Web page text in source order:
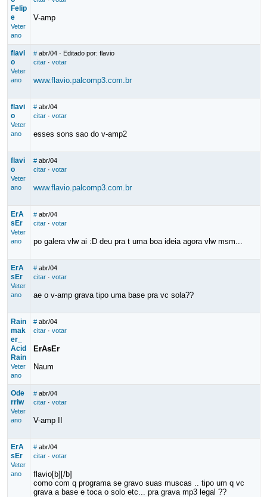
Felip
e
Veter
ano
V-amp
flavi
o
Veter
ano
# abr/04· Editado por: flavio
citar· votar
www.flavio.palcomp3.com.br
flavi
o
Veter
ano
# abr/04
citar· votar
esses sons sao do v-amp2
flavi
o
Veter
ano
# abr/04
citar· votar
www.flavio.palcomp3.com.br
ErA
sEr
Veter
ano
# abr/04
citar· votar
po galera vlw ai :D deu pra t uma boa ideia agora vlw msm...
ErA
sEr
Veter
ano
# abr/04
citar· votar
ae o v-amp grava tipo uma base pra vc sola??
Rain
mak
er_
Acid
Rain
Veter
ano
# abr/04
citar· votar
ErAsEr
Naum
Ode
rriw
Veter
ano
# abr/04
citar· votar
V-amp II
ErA
sEr
Veter
ano
# abr/04
citar· votar
flavio[b][/b]
como com q programa se gravo suas muscas .. tipo um q vc
grava a base e toca o solo etc... pra grava mp3 legal ??